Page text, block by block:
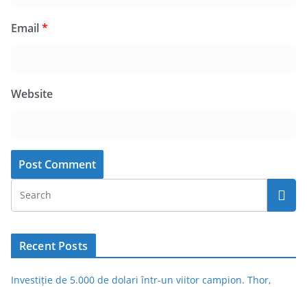
Email*
Website
Recent Posts
Investiție de 5.000 de dolari într-un viitor campion. Thor,